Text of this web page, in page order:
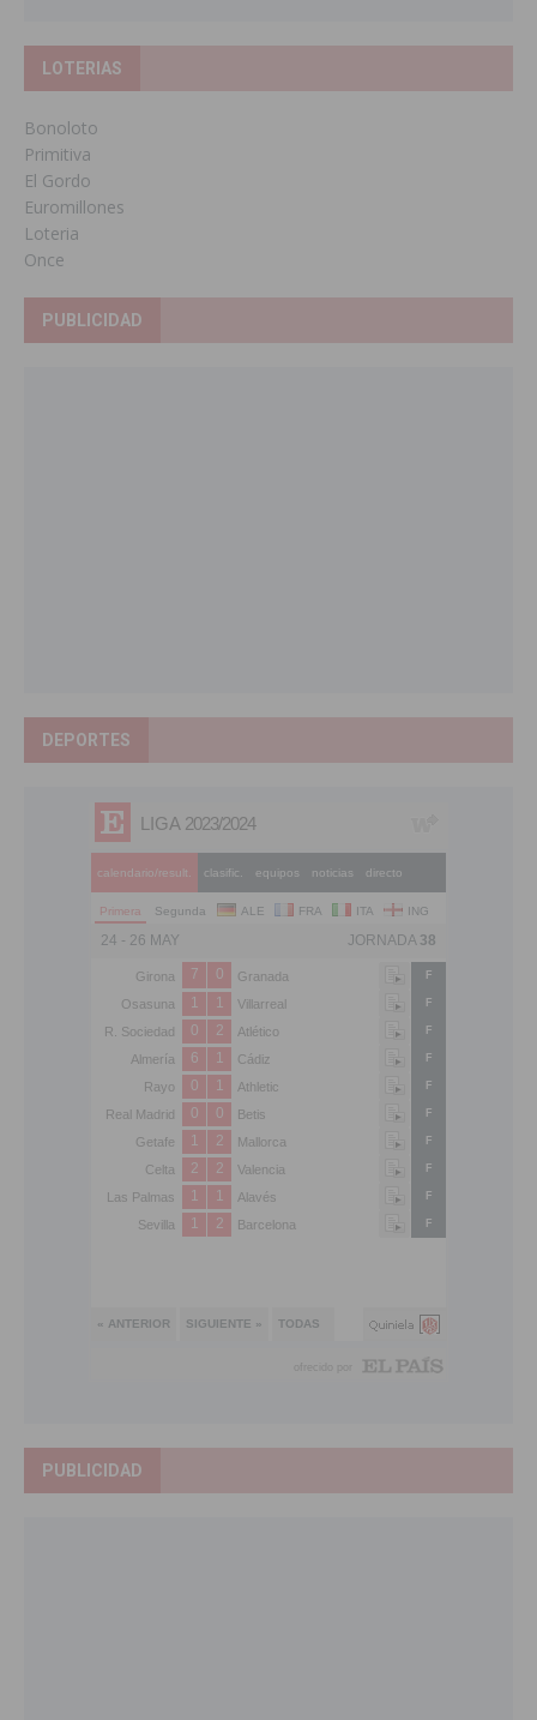
LOTERIAS
Bonoloto
Primitiva
El Gordo
Euromillones
Loteria
Once
PUBLICIDAD
DEPORTES
PUBLICIDAD